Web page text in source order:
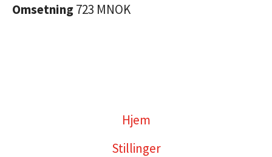
Omsetning723 MNOK
Hjem
Stillinger